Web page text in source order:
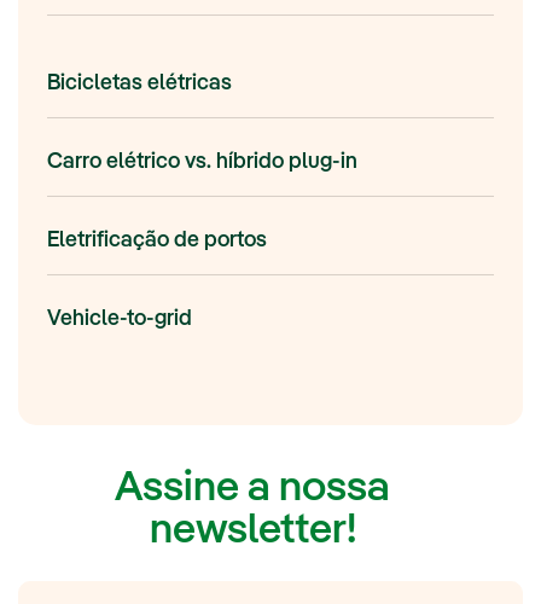
Bicicletas elétricas
Carro elétrico vs. híbrido plug-in
Eletrificação de portos
Vehicle-to-grid
Assine a nossa
newsletter!